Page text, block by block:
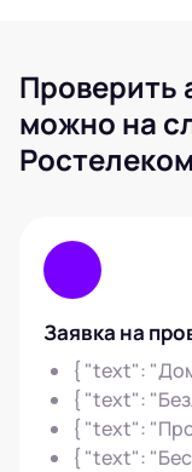
Проверить
можно на
Ростелеком
Заявка на
{ "text":
{ "text":
{ "text":
{ "text":